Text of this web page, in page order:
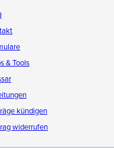
& Tools
kündigen
widerrufen